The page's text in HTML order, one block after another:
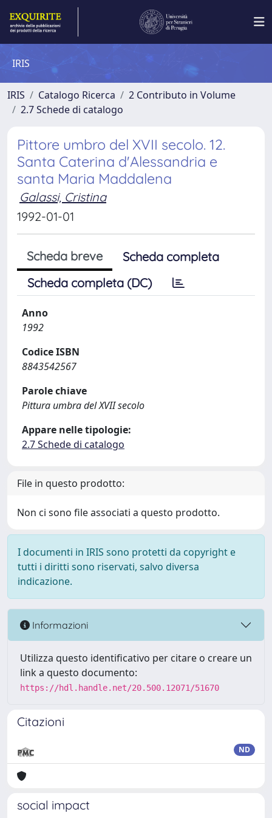
IRIS
IRIS Catalogo Ricerca
2 Contributo in Volume
2.7 Schede di catalogo
Pittore umbro del XVII secolo. 12.
Santa Caterina d'Alessandria e
santa Maria Maddalena
Galassi, Cristina
1992-01-01
Scheda breve
Scheda completa
Scheda completa (DC)
Anno
1992
Codice ISBN
8843542567
Parole chiave
Pittura umbra del XVII secolo
Appare nelle tipologie:
2.7 Schede di catalogo
File in questo prodotto:
Non ci sono file associati a questo prodotto.
I documenti in IRIS sono protetti da copyright e
tutti i diritti sono riservati, salvo diversa
indicazione.
Informazioni
Utilizza questo identificativo per citare o creare un
link a questo documento:
https://hdl.handle.net/20.500.12071/51670
Citazioni
ND
social impact